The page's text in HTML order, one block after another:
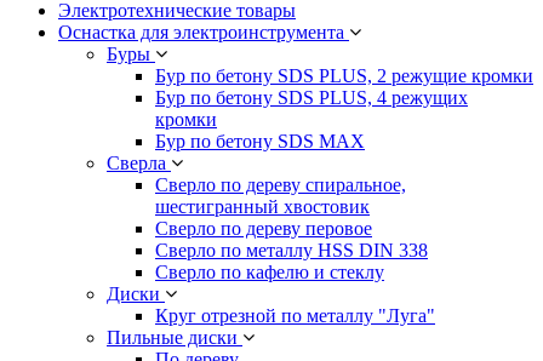
Электротехнические товары
Оснастка для электроинструмента
Буры
Бур по бетону SDS PLUS, 2 режущие кромки
Бур по бетону SDS PLUS, 4 режущих
кромки
Бур по бетону SDS MAX
Сверла
Сверло по дереву спиральное,
шестигранный хвостовик
Сверло по дереву перовое
Сверло по металлу HSS DIN 338
Сверло по кафелю и стеклу
Диски
Круг отрезной по металлу "Луга"
Пильные диски